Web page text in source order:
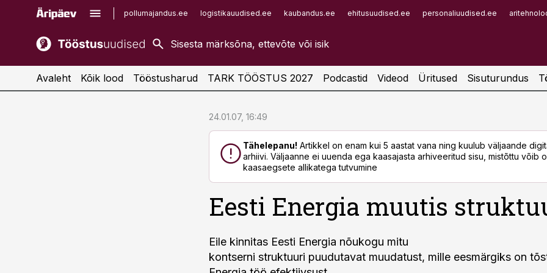
pollumajandus.ee logistikauudised.ee kaubandus.ee ehitusuudised.ee personaliuudised.ee
kaubandus.ee
kinnisvarauudised.ee
imelineajalugu.ee
Infopank
Avaleht Kõik lood Tööstusharud TARK TÖÖSTUS 2027 Podcastid Videod Üritused Sisuturundus
24.01.07, 16:49
Tähelepanu! Artikkel on enam kui 5 aastat vana ning kuulub väljaande
arhiivi. Väljaanne ei uuenda ega kaasajasta arhiveeritud sisu, mistõttu võib
kaasaegsete allikatega tutvumine
Eesti Energia muutis
Eile kinnitas Eesti Energia nõukogu mitu
kontserni struktuuri puudutavat muudatust, mille eesmärgiks on